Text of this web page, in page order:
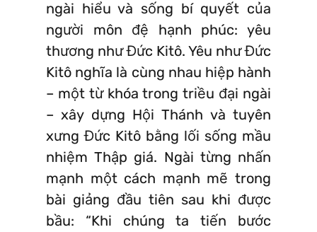
ngài hiểu và sống bí quyết của
người môn đệ hạnh phúc: yêu
thương như Đức Kitô. Yêu như Đức
Kitô nghĩa là cùng nhau hiệp hành
– một từ khóa trong triều đại ngài
– xây dựng Hội Thánh và tuyên
xưng Đức Kitô bằng lối sống mầu
nhiệm Thập giá. Ngài từng nhấn
mạnh một cách mạnh mẽ trong
bài giảng đầu tiên sau khi được
bầu: “Khi chúng ta tiến bước